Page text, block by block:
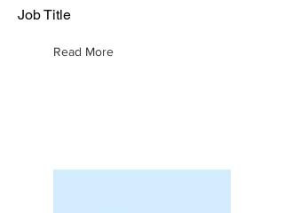
Job Title
Read More